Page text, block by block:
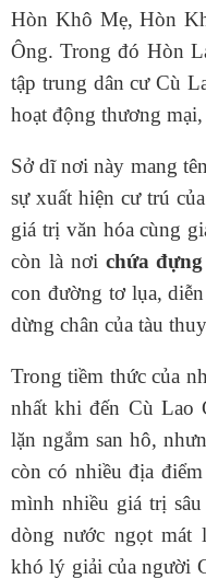
Hòn Khô Mẹ, Hòn
Ông. Trong đó Hòn
tập trung dân cư Cù
hoạt động thương
Sở dĩ nơi này mang
sự xuất hiện cư trú
giá trị văn hóa cùng
còn là nơi chứa
con đường tơ lụa,
dừng chân của tàu
Trong tiềm thức của
nhất khi đến Cù Lao
lặn ngắm san hô,
còn có nhiều địa
mình nhiều giá trị
dòng nước ngọt mát
khó lý giải của người